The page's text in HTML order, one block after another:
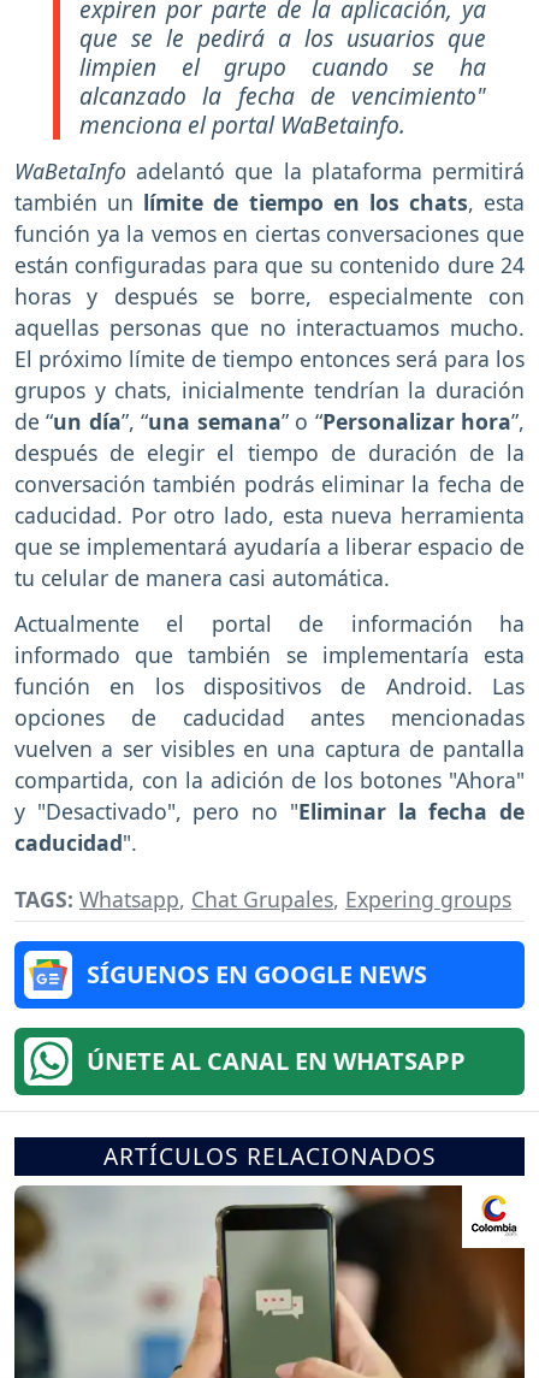
expiren por parte de la aplicación, ya
que se le pedirá a los usuarios que
limpien el grupo cuando se ha
alcanzado la fecha de vencimiento"
menciona el portal WaBetainfo.
WaBetaInfo adelantó que la plataforma permitirá
también un límite de tiempo en los chats, esta
función ya la vemos en ciertas conversaciones que
están configuradas para que su contenido dure 24
horas y después se borre, especialmente con
aquellas personas que no interactuamos mucho.
El próximo límite de tiempo entonces será para los
grupos y chats, inicialmente tendrían la duración
de “un día”, “una semana” o “Personalizar hora”,
después de elegir el tiempo de duración de la
conversación también podrás eliminar la fecha de
caducidad. Por otro lado, esta nueva herramienta
que se implementará ayudaría a liberar espacio de
tu celular de manera casi automática.
Actualmente el portal de información ha
informado que también se implementaría esta
función en los dispositivos de Android. Las
opciones de caducidad antes mencionadas
vuelven a ser visibles en una captura de pantalla
compartida, con la adición de los botones "Ahora"
y "Desactivado", pero no "Eliminar la fecha de
caducidad".
TAGS: Whatsapp, Chat Grupales, Expering groups
SÍGUENOS EN GOOGLE NEWS
ÚNETE AL CANAL EN WHATSAPP
ARTÍCULOS RELACIONADOS